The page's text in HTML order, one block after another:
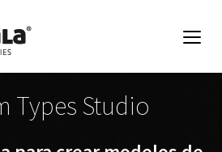
Types Studio